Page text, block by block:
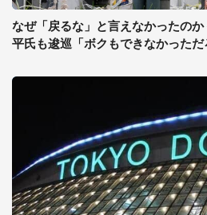
なぜ「戻るな」と言えなかったの
平氏も逡巡「ボクもできなかっただ